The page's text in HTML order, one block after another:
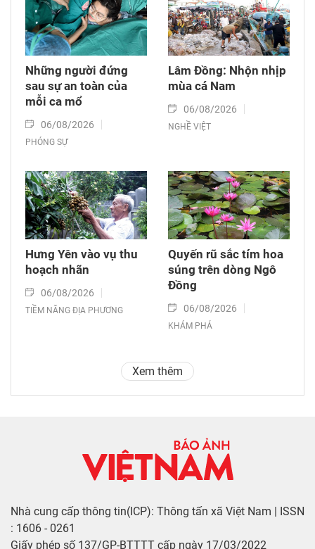
Những người đứng
sau sự an toàn của
mỗi ca mổ
06/08/2026
PHÓNG SỰ
Lâm Đồng: Nhộn nhịp
mùa cá Nam
06/08/2026
NGHỀ VIỆT
Hưng Yên vào vụ thu
hoạch nhãn
06/08/2026
TIỀM NĂNG ĐỊA PHƯƠNG
Quyến rũ sắc tím hoa
súng trên dòng Ngô
Đồng
06/08/2026
KHÁM PHÁ
Xem thêm
Nhà cung cấp thông tin(ICP): Thông tấn xã Việt Nam | ISSN
: 1606 - 0261
Giấy phép số 137/GP-BTTTT cấp ngày 17/03/2022